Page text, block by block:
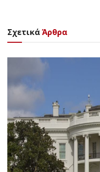
ΣχετικάΆρθρα